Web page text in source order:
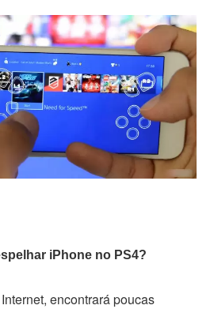
iPhone no PS4?
encontrará poucas